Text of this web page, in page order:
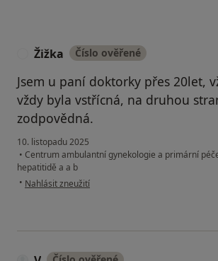
Žižka Číslo ověřené
Jsem u paní doktorky přes 20let,
vždy byla vstřícná, na druhou
zodpovědná.
10. listopadu 2025
• Centrum ambulantní gynekologie a primární
hepatitidě a a b
• podle názoru uživatele Žižka
Nahlásit zneužití